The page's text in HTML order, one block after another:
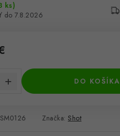
ks)
7.8.2026
DO KOŠÍKA
Značka: Shot